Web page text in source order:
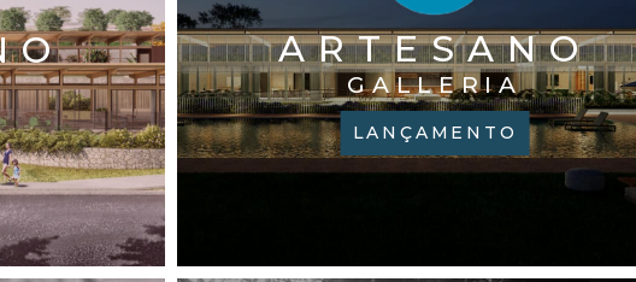
ARTESANO
GALLERIA
LANÇAMENTO